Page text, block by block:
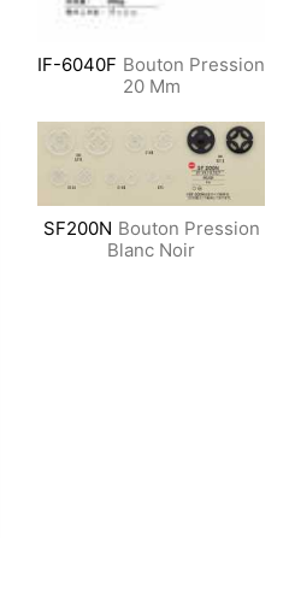
IF-6040F Bouton Pression
20 Mm
SF200N Bouton Pression
Blanc Noir